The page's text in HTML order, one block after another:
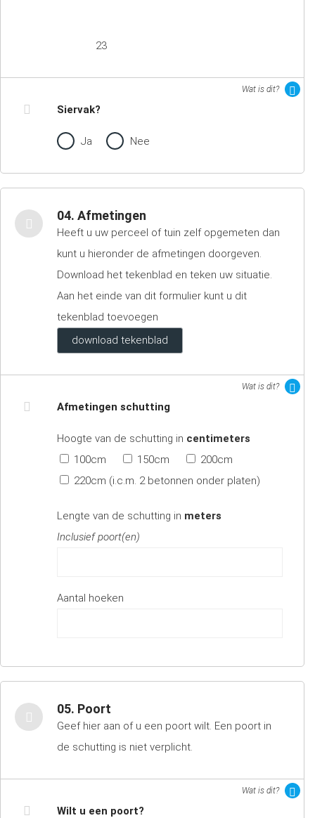
23
Wat is dit?
Siervak?
Ja Nee
04. Afmetingen
Heeft u uw perceel of tuin zelf opgemeten dan
kunt u hieronder de afmetingen doorgeven.
Download het tekenblad en teken uw situatie.
Aan het einde van dit formulier kunt u dit
tekenblad toevoegen
download tekenblad
Wat is dit?
Afmetingen schutting
Hoogte van de schutting in centimeters
100cm
150cm
200cm
220cm (i.c.m. 2 betonnen onder platen)
Lengte van de schutting in meters
Inclusief poort(en)
Aantal hoeken
05. Poort
Geef hier aan of u een poort wilt. Een poort in
de schutting is niet verplicht.
Wat is dit?
Wilt u een poort?